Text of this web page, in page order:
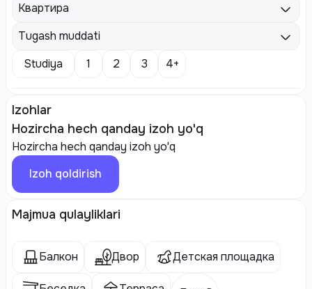
Квартира
Tugash muddati
Studiya
1 2 3 4+
Izohlar
Hozircha hech qanday izoh yo'q
Hozircha hech qanday izoh yo'q
Izoh qoldirish
Majmua qulayliklari
Балкон Двор Детская площадка